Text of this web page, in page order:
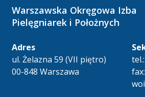
Warszawska Okręgowa Izba
Pielęgniarek i Położnych
Adres
ul. Żelazna 59 (VII piętro)
00-848 Warszawa